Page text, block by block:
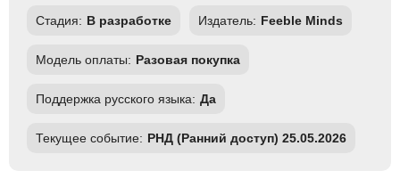
Стадия: В разработке Издатель: Feeble Minds
Модель оплаты: Разовая покупка
Поддержка русского языка: Да
Текущее событие: РНД (Ранний доступ) 25.05.2026